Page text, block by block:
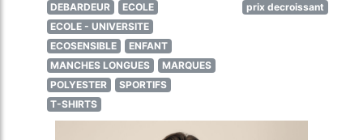
DEBARDEUR
ECOLE
ECOLE - UNIVERSITE
ECOSENSIBLE
ENFANT
MANCHES LONGUES
MARQUES
POLYESTER
SPORTIFS
T-SHIRTS
prix decroissant